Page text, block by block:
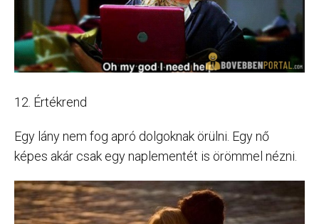
12. Értékrend
Egy lány nem fog apró dolgoknak örülni. Egy nő
képes akár csak egy naplementét is örömmel nézni.